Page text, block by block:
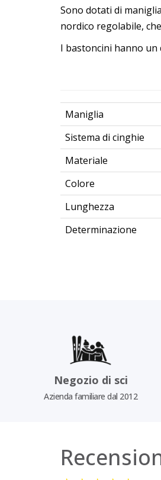
Sono dotati di
nordico regolabile,
I bastoncini hanno
Maniglia
Sistema di cinghie
Materiale
Colore
Lunghezza
Determinazione
Negozio di sci
Azienda familiare dal 2012